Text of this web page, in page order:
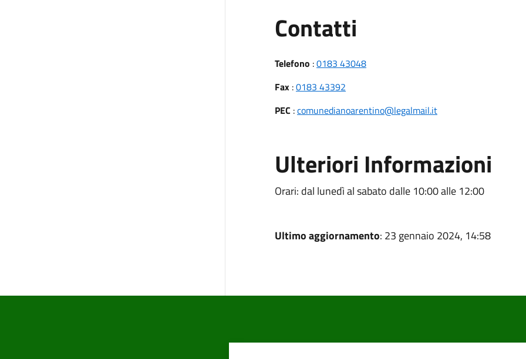
Contatti
Telefono :0183 43048
Fax:0183 43392
PEC :comunedianoarentino@legalmail.it
Ulteriori Informazioni
Orari: dal lunedì al sabato dalle 10:00 alle 12:00
Ultimo aggiornamento: 23 gennaio 2024, 14:58